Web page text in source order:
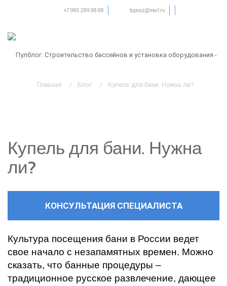
+7 985 289 98 88 topvoz@mail.ru
Главная Блог Купель для бани. Нужна ли?
Купель для бани. Нужна
ли?
КОНСУЛЬТАЦИЯ СПЕЦИАЛИСТА
Культура посещения бани в России ведет
свое начало с незапамятных времен. Можно
сказать, что банные процедуры –
традиционное русское развлечение, дающее